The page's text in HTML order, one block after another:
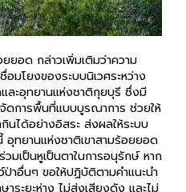
ยอด กล่าวเพิ่มเติมว่าความ
อมโยงของระบบนิเวศระหว่าง
ละอุทยานแห่งชาติกุยบุรี ซึ่งมี
ดการพื้นที่แบบบูรณาการ ช่วยให้
นได้อย่างอิสระ ส่งผลให้ระบบ
อุทยานแห่งชาติเขาสามร้อยยอด
มเป็นหูเป็นตาในการอนุรักษ์ หาก
าอื่นๆ ขอให้ปฏิบัติตามคำแนะนำ
ระยะห่าง ไม่ส่งเสียงดัง และไม่